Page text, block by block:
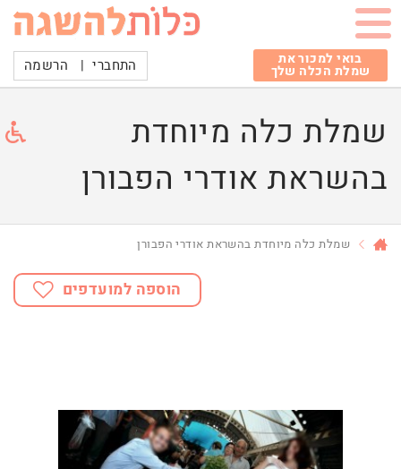
בואי למכור את
שמלת הכלה שלך התחברי | הרשמה
שמלת כלה מיוחדת
בהשראת אודרי הפבורן
שמלת כלה מיוחדת בהשראת אודרי הפבורן
הוספה למועדפים